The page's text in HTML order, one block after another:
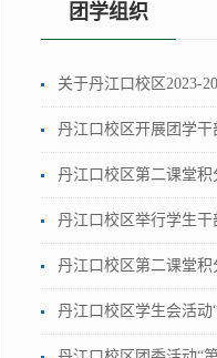
团学组织
关于丹江口校区2023-
丹江口校区开展团学干
丹江口校区第二课堂积
丹江口校区举行学生干
丹江口校区第二课堂积
丹江口校区学生会活动